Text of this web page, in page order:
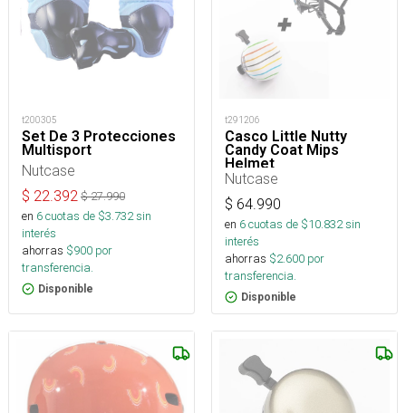
t200305
Set De 3 Protecciones
Multisport
Nutcase
$ 22.392 $27.990
en 6cuotas de $3.732sin
interés
ahorras $900 por
transferencia.
Disponible
t291206
Casco Little Nutty
Candy Coat Mips
Helmet
Nutcase
$ 64.990
en 6cuotas de $10.832sin
interés
ahorras $2.600 por
transferencia.
Disponible